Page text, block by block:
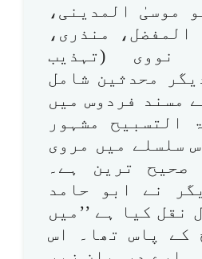
موسیٰ المدینی،
المفضل، منذری،
نووی (تہذیب
محدثین شامل
مسند فردوس میں
التسبیح مشہور
سلسلے میں مروی
صحیح ترین ہے۔
نے ابو حامد
نقل کیا ہے ’’میں
کے پاس تھا۔ اس